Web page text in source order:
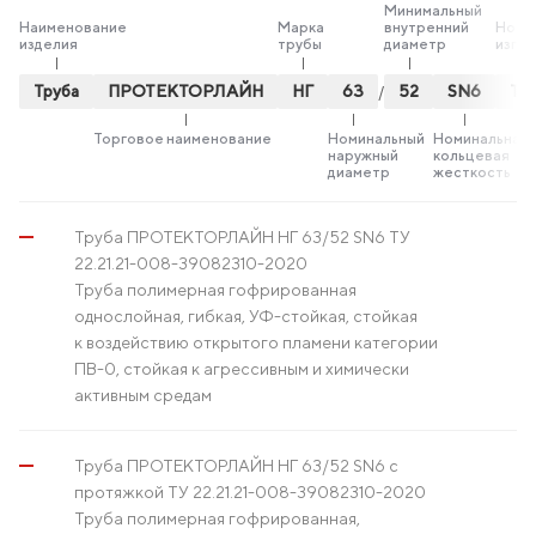
Труба
Наименование
изделия
ПРОТЕКТОРЛАЙН
Торговое наименование
НГ
Марка
трубы
63
Номинальный
наружный
диаметр
/ 52
Минимальный
внутренний
диаметр
SN6
Номинальная
кольцевая
жесткость
Труба ПРОТЕКТОРЛАЙН НГ 63/52 SN6 ТУ
22.21.21-008-39082310-2020
Труба полимерная гофрированная
однослойная, гибкая, УФ-стойкая, стойкая
к воздействию открытого пламени категории
ПВ-0, стойкая к агрессивным и химически
активным средам
Труба ПРОТЕКТОРЛАЙН НГ 63/52 SN6 с
протяжкой ТУ 22.21.21-008-39082310-2020
Труба полимерная гофрированная,